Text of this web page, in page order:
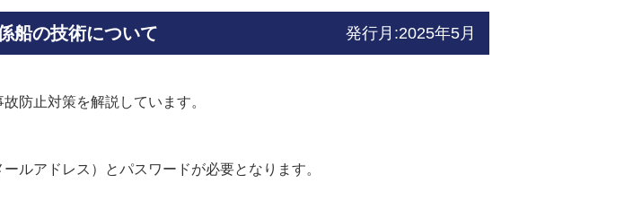
船の技術について 発行月:2025年5月
防止対策を解説しています。
ルアドレス）とパスワードが必要となります。